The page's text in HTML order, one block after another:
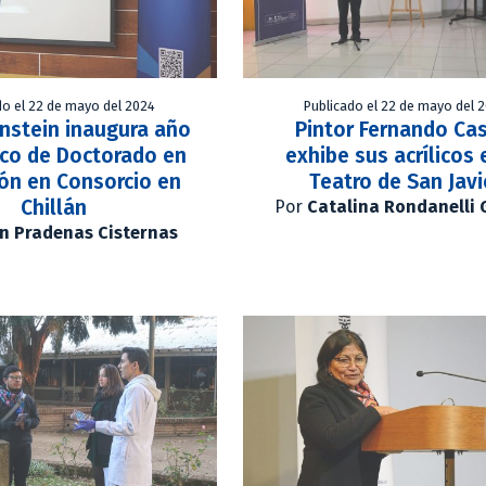
el 22 de mayo del 2024
inaugura año
de Doctorado en
en Consorcio en
Chillán
Pradenas Cisternas
Publicado el 22 de mayo del
Pintor Fernando
exhibe sus acrílicos
Teatro de San
Por Catalina Rondanelli